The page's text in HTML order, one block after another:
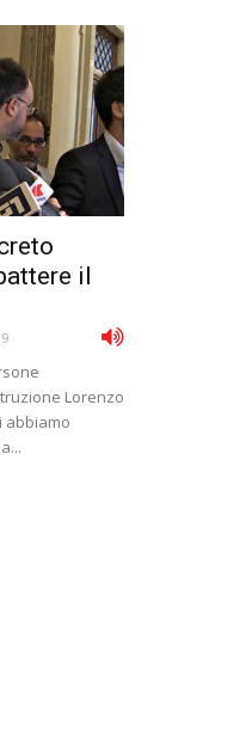
il
Lorenzo
abbiamo